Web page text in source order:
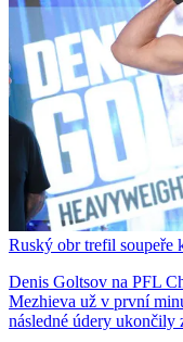
Ruský obr trefil soupeře
Denis Goltsov na PFL
Mezhieva už v první
následné údery ukončily